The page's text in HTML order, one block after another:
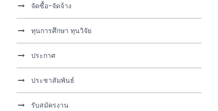
จัดซื้อ-จัดจ้าง
ทุนการศึกษา ทุนวิจัย
ประกาศ
ประชาสัมพันธ์
รับสมัครงาน